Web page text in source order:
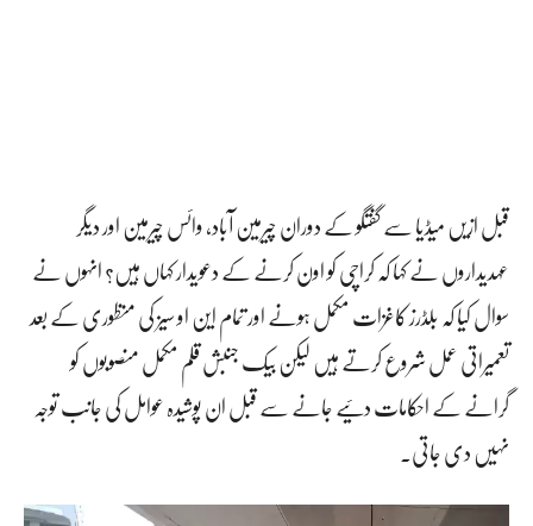
قبل ازیں میڈیا سے گفتگو کے دوران چیرمین آباد، وائس چیرمین اور دیگر
عہدیداروں نے کہا کہ کراچی کو اون کرنے کے دعویدار کہاں ہیں؟ انہوں نے
سوال کیا کہ بلڈرز کاغزات مکمل ہونے اور تمام این او سیز کی منظوری کے بعد
تعمیراتی عمل شروع کرتے ہیں لیکن بیک جنبش قلم مکمل منصوبوں کو
گرانے کے احکامات دئیے جانے سے قبل ان پوشیدہ عوامل کی جانب توجہ
نہیں دی جاتی۔